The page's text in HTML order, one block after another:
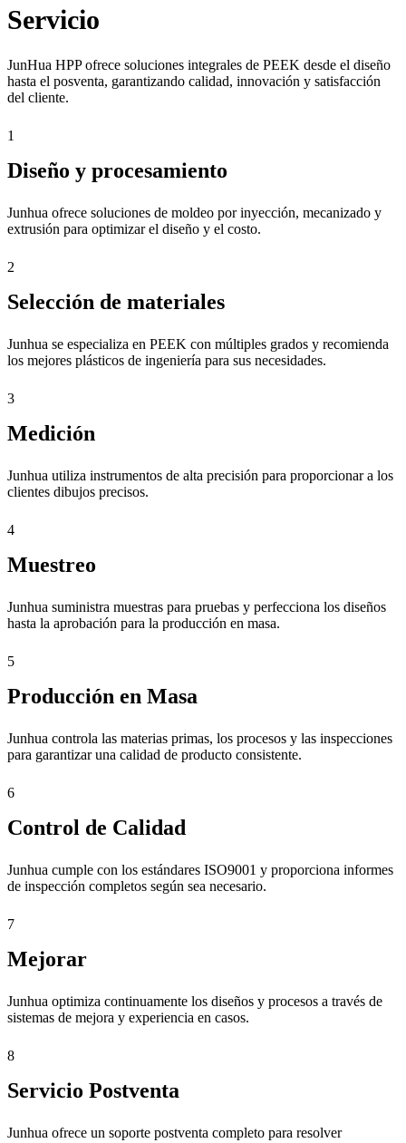
Servicio
JunHua HPP ofrece soluciones integrales de PEEK desde el diseño
hasta el posventa, garantizando calidad, innovación y satisfacción
del cliente.
1
Diseño y procesamiento
Junhua ofrece soluciones de moldeo por inyección, mecanizado y
extrusión para optimizar el diseño y el costo.
2
Selección de materiales
Junhua se especializa en PEEK con múltiples grados y recomienda
los mejores plásticos de ingeniería para sus necesidades.
3
Medición
Junhua utiliza instrumentos de alta precisión para proporcionar a los
clientes dibujos precisos.
4
Muestreo
Junhua suministra muestras para pruebas y perfecciona los diseños
hasta la aprobación para la producción en masa.
5
Producción en Masa
Junhua controla las materias primas, los procesos y las inspecciones
para garantizar una calidad de producto consistente.
6
Control de Calidad
Junhua cumple con los estándares ISO9001 y proporciona informes
de inspección completos según sea necesario.
7
Mejorar
Junhua optimiza continuamente los diseños y procesos a través de
sistemas de mejora y experiencia en casos.
8
Servicio Postventa
Junhua ofrece un soporte postventa completo para resolver